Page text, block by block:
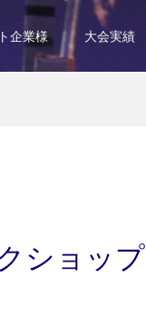
企業様 大会実績
ショップ